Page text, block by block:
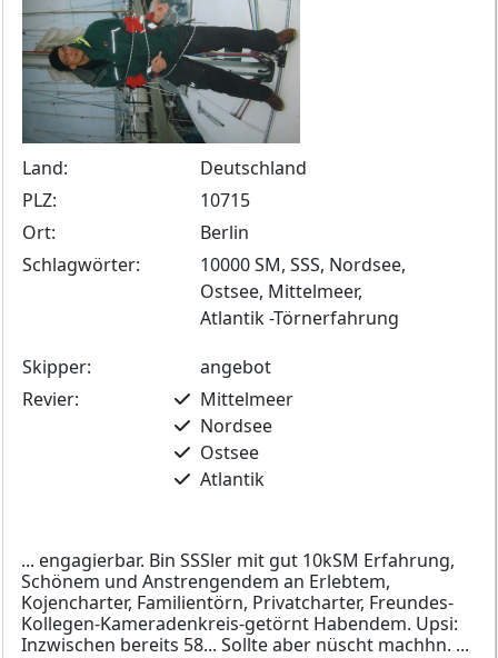
Land:
Deutschland
PLZ:
10715
Ort:
Berlin
Schlagwörter:
10000 SM, SSS, Nordsee,
Ostsee, Mittelmeer,
Atlantik -Törnerfahrung
Skipper:
angebot
Revier:
Mittelmeer
Nordsee
Ostsee
Atlantik
... engagierbar. Bin SSSler mit gut 10kSM Erfahrung,
Schönem und Anstrengendem an Erlebtem,
Kojencharter, Familientörn, Privatcharter, Freundes-
Kollegen-Kameradenkreis-getörnt Habendem. Upsi:
Inzwischen bereits 58... Sollte aber nüscht machhn. ...